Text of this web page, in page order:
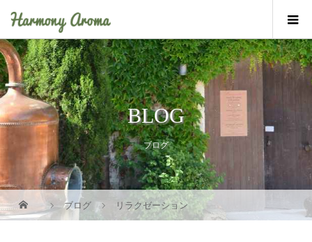
BLOG
ブログ
ブログ リラクゼーション